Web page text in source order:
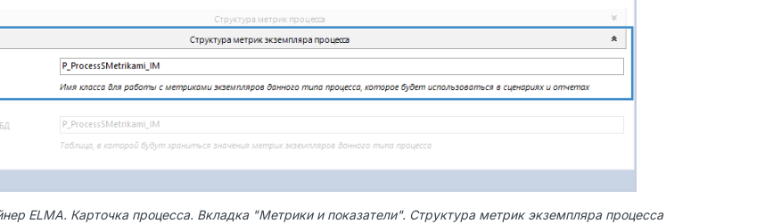
ELMA. Карточка процесса. Вкладка "Метрики и показатели". Структура метрик экземпляра процесса